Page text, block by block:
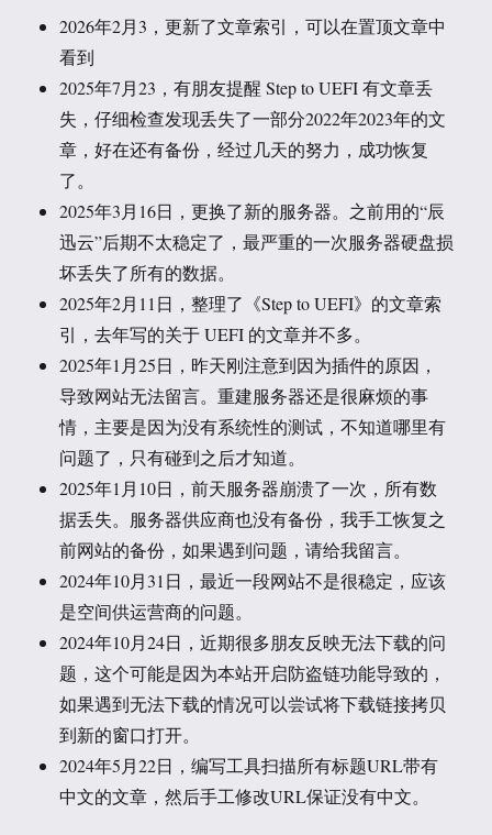
2026年2月3，更新了文章索引，可以在置顶文章中
看到
2025年7月23，有朋友提醒 Step to UEFI 有文章丢
失，仔细检查发现丢失了一部分2022年2023年的文
章，好在还有备份，经过几天的努力，成功恢复
了。
2025年3月16日，更换了新的服务器。之前用的“辰
迅云”后期不太稳定了，最严重的一次服务器硬盘损
坏丢失了所有的数据。
2025年2月11日，整理了《Step to UEFI》的文章索
引，去年写的关于 UEFI 的文章并不多。
2025年1月25日，昨天刚注意到因为插件的原因，
导致网站无法留言。重建服务器还是很麻烦的事
情，主要是因为没有系统性的测试，不知道哪里有
问题了，只有碰到之后才知道。
2025年1月10日，前天服务器崩溃了一次，所有数
据丢失。服务器供应商也没有备份，我手工恢复之
前网站的备份，如果遇到问题，请给我留言。
2024年10月31日，最近一段网站不是很稳定，应该
是空间供运营商的问题。
2024年10月24日，近期很多朋友反映无法下载的问
题，这个可能是因为本站开启防盗链功能导致的，
如果遇到无法下载的情况可以尝试将下载链接拷贝
到新的窗口打开。
2024年5月22日，编写工具扫描所有标题URL带有
中文的文章，然后手工修改URL保证没有中文。